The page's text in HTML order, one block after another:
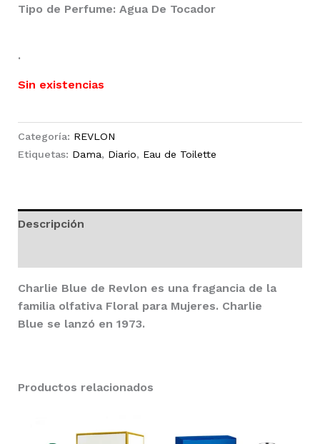
Tipo de Perfume: Agua De Tocador
.
Sin existencias
Categoría: REVLON
Etiquetas: Dama, Diario, Eau de Toilette
Descripción
Charlie Blue de Revlon es una fragancia de la
familia olfativa Floral para Mujeres. Charlie
Blue se lanzó en 1973.
Productos relacionados